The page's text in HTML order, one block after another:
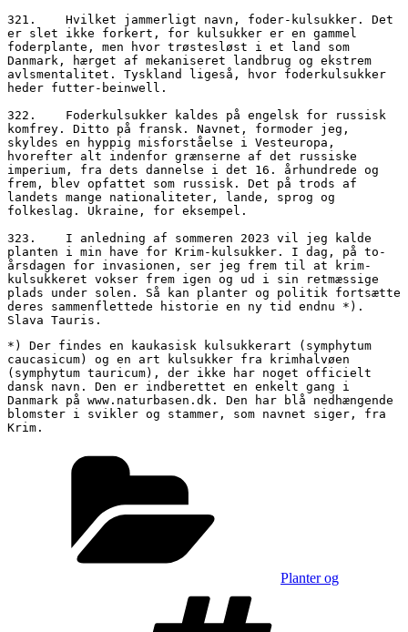
321.	Hvilket jammerligt navn, foder-kulsukker. Det
er slet ikke forkert, for kulsukker er en gammel
foderplante, men hvor trøstesløst i et land som
Danmark, hærget af mekaniseret landbrug og ekstrem
avlsmentalitet. Tyskland ligeså, hvor foderkulsukker
heder futter-beinwell.
322.	Foderkulsukker kaldes på engelsk for russisk
komfrey. Ditto på fransk. Navnet, formoder jeg,
skyldes en hyppig misforståelse i Vesteuropa,
hvorefter alt indenfor grænserne af det russiske
imperium, fra dets dannelse i det 16. århundrede og
frem, blev opfattet som russisk. Det på trods af
landets mange nationaliteter, lande, sprog og
folkeslag. Ukraine, for eksempel.
323.	I anledning af sommeren 2023 vil jeg kalde
planten i min have for Krim-kulsukker. I dag, på to-
årsdagen for invasionen, ser jeg frem til at krim-
kulsukkeret vokser frem igen og ud i sin retmæssige
plads under solen. Så kan planter og politik fortsætte
deres sammenflettede historie en ny tid endnu *).
Slava Tauris.
*) Der findes en kaukasisk kulsukkerart (symphytum
caucasicum) og en art kulsukker fra krimhalvøen
(symphytum tauricum), der ikke har noget officielt
dansk navn. Den er indberettet en enkelt gang i
Danmark på www.naturbasen.dk. Den har blå nedhængende
blomster i svikler og stammer, som navnet siger, fra
Krim.
Planter og